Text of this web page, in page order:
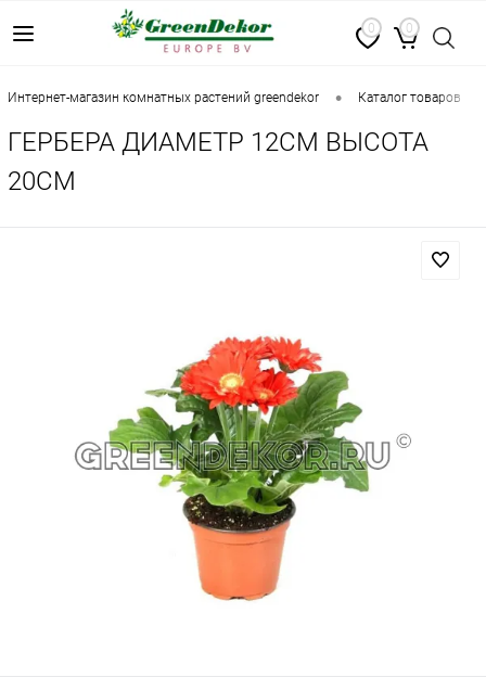
0 0
интернет-магазин комнатных растений greendekor • каталог товаров
ГЕРБЕРА ДИАМЕТР 12СМ ВЫСОТА
20СМ